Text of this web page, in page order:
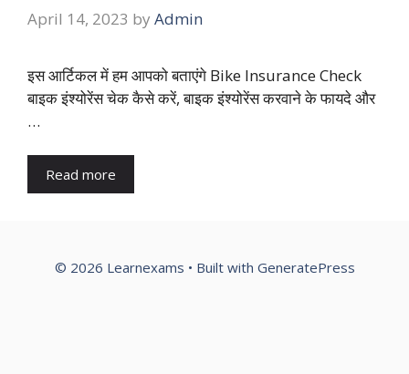
April 14, 2023 by Admin
इस आर्टिकल में हम आपको बताएंगे Bike Insurance Check
बाइक इंश्योरेंस चेक कैसे करें, बाइक इंश्योरेंस करवाने के फायदे और
…
Read more
© 2026 Learnexams • Built with GeneratePress